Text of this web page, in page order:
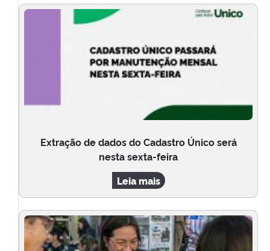
Extração de dados do Cadastro Único será
nesta sexta-feira
Leia mais